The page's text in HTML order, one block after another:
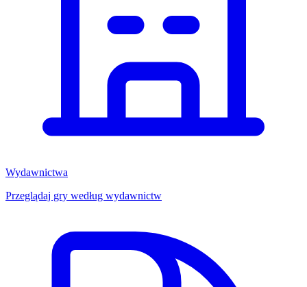
Wydawnictwa
Przeglądaj gry według wydawnictw